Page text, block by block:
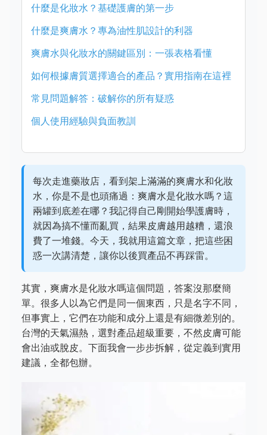
什麼是化妝水？基礎護膚的第一步
什麼是爽膚水？專為油性肌設計的利器
爽膚水與化妝水的關鍵區別：一張表格看懂
如何根據膚質選擇適合的產品？實用指南在這裡
常見問題解答：破解你的所有疑惑
個人使用經驗與負面教訓
每次走進藥妝店，看到架上滿滿的爽膚水和化妝
水，你是不是也頭痛過：爽膚水是化妝水嗎？這
兩罐到底差在哪？我記得自己剛開始學護膚時，
就因為搞不懂而亂買，結果皮膚越用越糟，還浪
費了一堆錢。今天，我就用這篇文章，把這些困
惑一次講清楚，讓你以後買產品不再踩雷。
其實，爽膚水是化妝水嗎這個問題，答案沒那麼簡
單。很多人以為它們是同一個東西，只是名字不同，
但事實上，它們在功能和成分上還是有細微差別的。
台灣的天氣濕熱，選對產品超級重要，不然皮膚可能
會出油或脫皮。下面我會一步步拆解，從定義到實用
建議，全都包辦。